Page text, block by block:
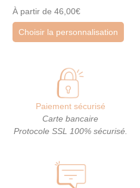
À partir de 46,00€
Choisir la personnalisation
Paiement sécurisé
Carte bancaire
Protocole SSL 100% sécurisé.